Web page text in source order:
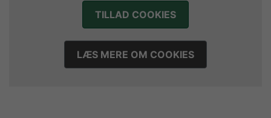
TILLAD COOKIES
LÆS MERE OM COOKIES